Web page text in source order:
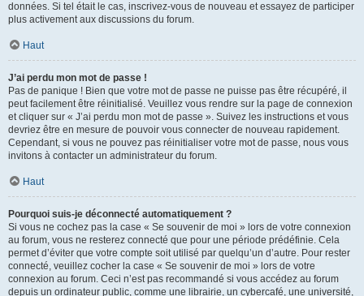
données. Si tel était le cas, inscrivez-vous de nouveau et essayez de participer
plus activement aux discussions du forum.
Haut
J’ai perdu mon mot de passe !
Pas de panique ! Bien que votre mot de passe ne puisse pas être récupéré, il
peut facilement être réinitialisé. Veuillez vous rendre sur la page de connexion
et cliquer sur « J’ai perdu mon mot de passe ». Suivez les instructions et vous
devriez être en mesure de pouvoir vous connecter de nouveau rapidement.
Cependant, si vous ne pouvez pas réinitialiser votre mot de passe, nous vous
invitons à contacter un administrateur du forum.
Haut
Pourquoi suis-je déconnecté automatiquement ?
Si vous ne cochez pas la case « Se souvenir de moi » lors de votre connexion
au forum, vous ne resterez connecté que pour une période prédéfinie. Cela
permet d’éviter que votre compte soit utilisé par quelqu’un d’autre. Pour rester
connecté, veuillez cocher la case « Se souvenir de moi » lors de votre
connexion au forum. Ceci n’est pas recommandé si vous accédez au forum
depuis un ordinateur public, comme une librairie, un cybercafé, une université,